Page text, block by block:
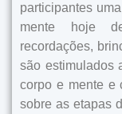
participantes
mente hoje
recordações,
são estimulados
corpo e mente e
sobre as etapas